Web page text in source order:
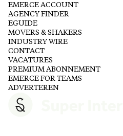
EMERCE ACCOUNT
AGENCY FINDER
EGUIDE
MOVERS & SHAKERS
INDUSTRY WIRE
CONTACT
VACATURES
PREMIUM ABONNEMENT
EMERCE FOR TEAMS
ADVERTEREN